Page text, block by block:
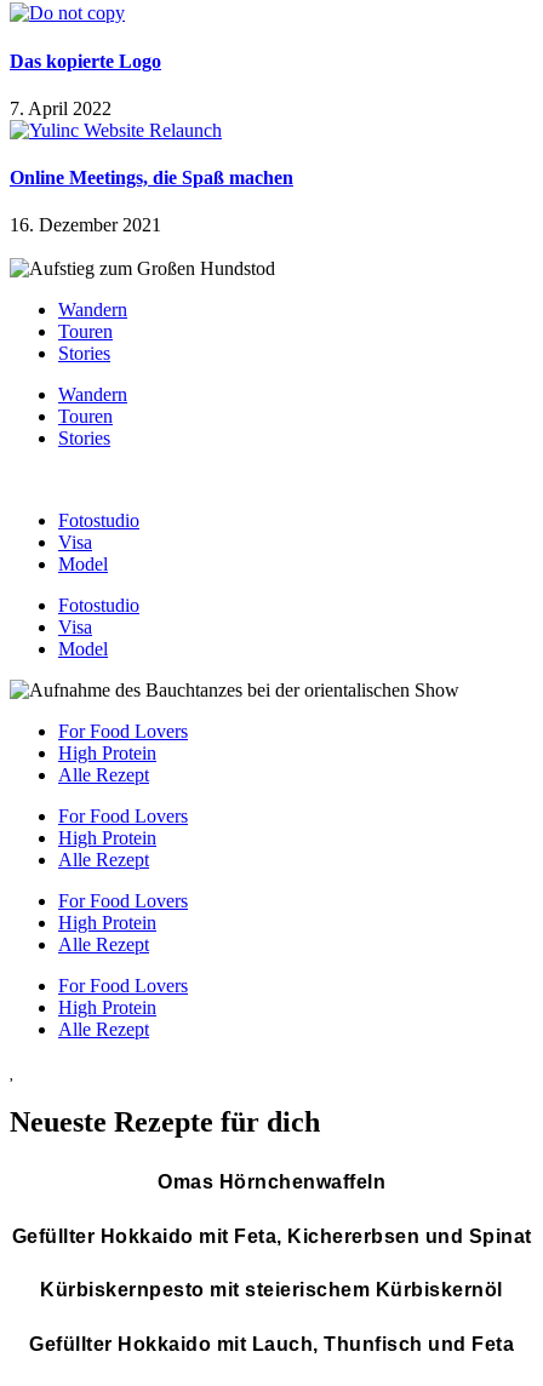
Das kopierte Logo
7. April 2022
Online Meetings, die Spaß machen
16. Dezember 2021
Wandern
Touren
Stories
Wandern
Touren
Stories
Fotostudio
Visa
Model
Fotostudio
Visa
Model
For Food Lovers
High Protein
Alle Rezept
For Food Lovers
High Protein
Alle Rezept
For Food Lovers
High Protein
Alle Rezept
For Food Lovers
High Protein
Alle Rezept
Neueste Rezepte für dich
Omas Hörnchenwaffeln
Gefüllter Hokkaido mit Feta, Kichererbsen und Spinat
Kürbiskernpesto mit steierischem Kürbiskernöl
Gefüllter Hokkaido mit Lauch, Thunfisch und Feta